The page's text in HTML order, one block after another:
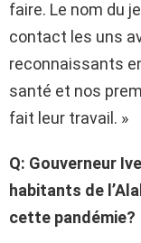
faire. Le nom du
contact les uns
reconnaissants
santé et nos
fait leur travail. »
Q: Gouverneur
habitants de
cette pandémie?